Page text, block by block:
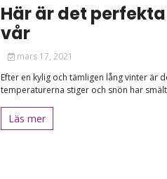
Här är det
vår
mars 17, 2021
Efter en kylig och tämligen lång vinter är
temperaturerna stiger och snön har
Läs mer